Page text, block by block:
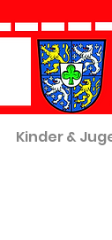
Kinder &